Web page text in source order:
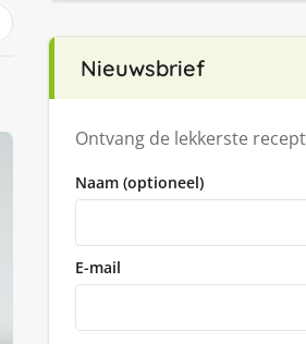
Nieuwsbrief
Ontvang de lekkerste
Naam (optioneel)
E-mail